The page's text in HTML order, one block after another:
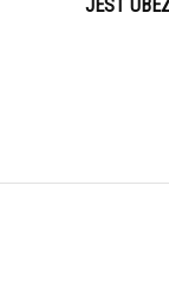
JEST